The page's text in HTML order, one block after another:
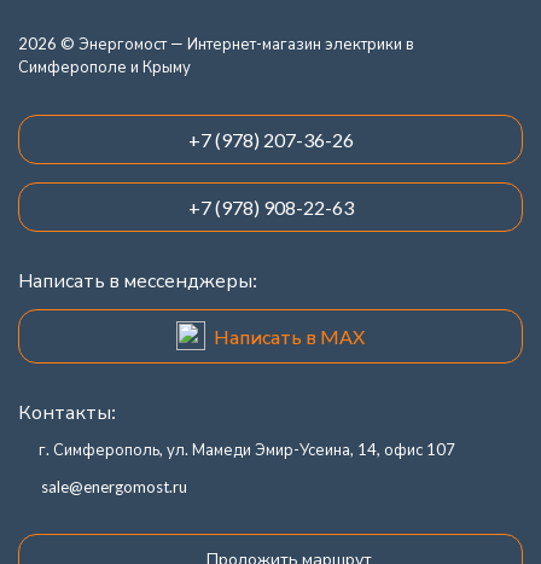
2026 © Энергомост — Интернет-магазин электрики в
Симферополе и Крыму
+7 (978) 207-36-26
+7 (978) 908-22-63
Написать в мессенджеры:
Написать в MAX
Контакты:
г. Симферополь, ул. Мамеди Эмир-Усеина, 14, офис 107
sale@energomost.ru
Проложить маршрут